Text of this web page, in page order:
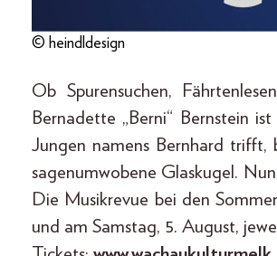
© heindldesign
Ob Spurensuchen,
Bernadette „Berni“ Bernstein
Jungen namens Bernhard trifft,
sagenumwobene Glaskugel.
Die Musikrevue bei den
und am Samstag, 5. August,